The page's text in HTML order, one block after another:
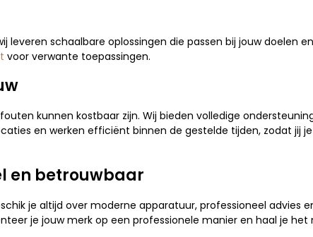
schaalbare oplossingen die passen bij jouw doelen
voor verwante toepassingen.
kunnen kostbaar zijn. Wij bieden volledige
en werken efficiënt binnen de gestelde tijden, zodat jij
en betrouwbaar
je altijd over moderne apparatuur, professioneel
je jouw merk op een professionele manier en haal je